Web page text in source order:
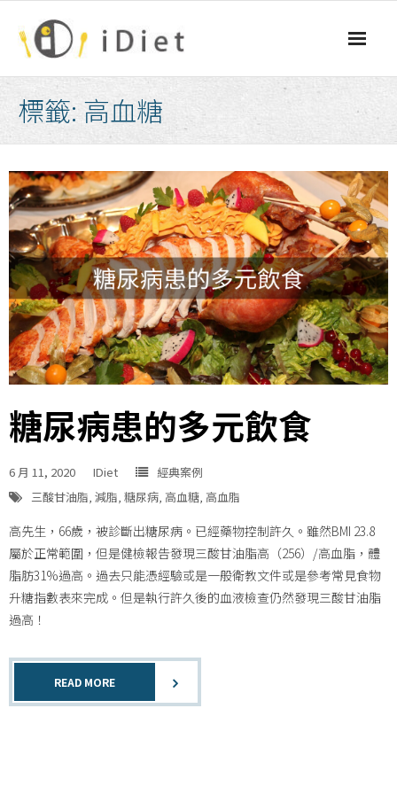
content
標籤:高血糖
糖尿病患的多元飲食
6 月 11, 2020 IDiet
經典案例
三酸甘油脂 減脂 糖尿病 高血糖 高血脂
高先生，66歲，被診斷出糖尿病。已經藥物控制許久。雖然BMI 23.8
屬於正常範圍，但是健檢報告發現三酸甘油脂高（256）/高血脂，體
脂肪31%過高。過去只能憑經驗或是一般衛教文件或是參考常見食物
升糖指數表來完成。但是執行許久後的血液檢查仍然發現三酸甘油脂
過高！
READ MORE